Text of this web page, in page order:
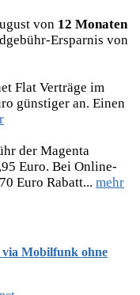
von 12 Monaten
Ersparnis von
Flat Verträge im
günstiger an. Einen
der Magenta
Euro. Bei Online-
Euro Rabatt... mehr
Mobilfunk ohne